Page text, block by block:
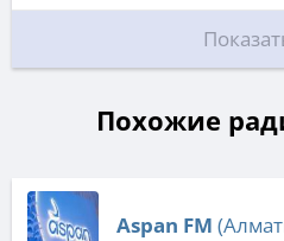
Похожие
Aspan FM